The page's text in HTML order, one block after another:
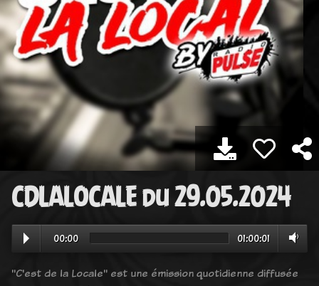
CDLALOCALE du 29.05.2024
00:00 01:00:01
"C'est de la Locale" est une émission quotidienne diffusée